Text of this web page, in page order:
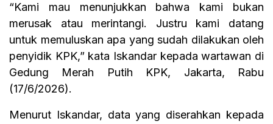
“Kami mau menunjukkan bahwa kami bukan
merusak atau merintangi. Justru kami datang
untuk memuluskan apa yang sudah dilakukan oleh
penyidik KPK,” kata Iskandar kepada wartawan di
Gedung Merah Putih KPK, Jakarta, Rabu
(17/6/2026).
Menurut Iskandar, data yang diserahkan kepada